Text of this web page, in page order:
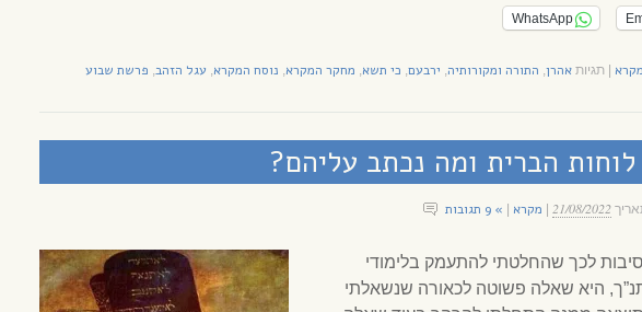
WhatsApp
מקרא תגיות אהרן, התורה ומקורותיה, ירבעם, כי תשא, מחקר המקרא, נוסח המקרא, עגל הזהב, פרשת שבוע
הברית ומה נכתב עליהם?
21/08/2022 מקרא » 9 תגובות
לכך שהחלטתי להתעמק בלימודי
היא שאלה פשוטה לכאורה שנשאלתי